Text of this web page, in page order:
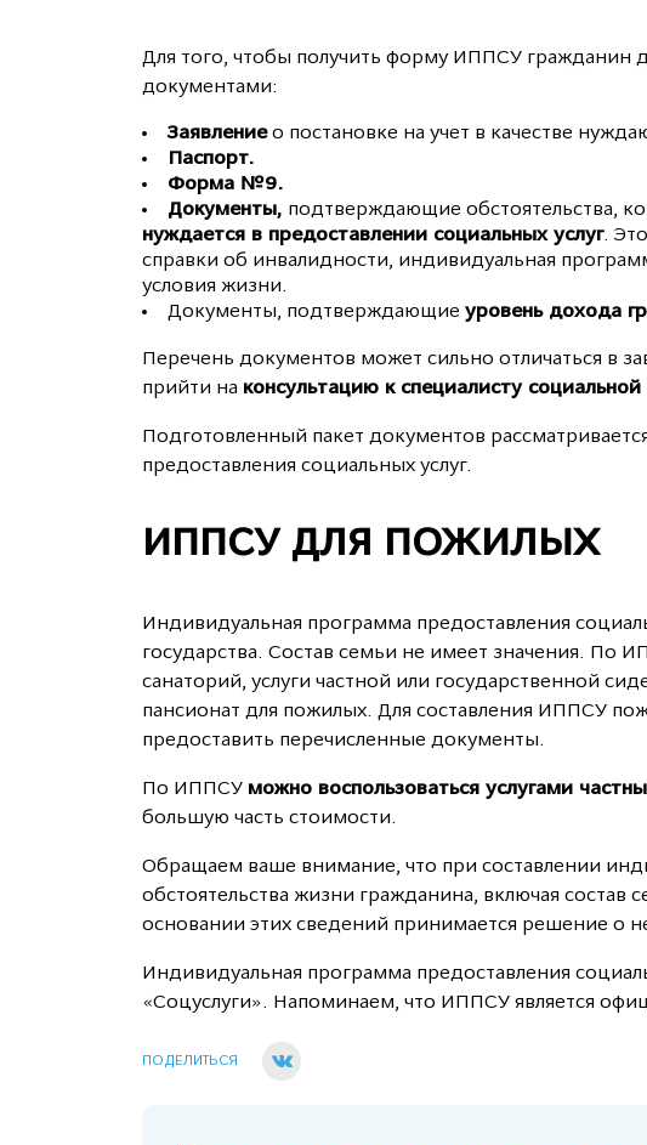
Для того, чтобы получить форму ИППСУ гражданин
документами:
Заявлениео постановке на учет в качестве
Паспорт.
Форма №9.
Документы, подтверждающие обстоятельства,
нуждается в предоставлении социальных услуг.
справки об инвалидности, индивидуальная
условия жизни.
Документы, подтверждающие уровень дохода
Перечень документов может сильно отличаться в
прийти на консультацию к специалисту
Подготовленный пакет документов
предоставления социальных услуг.
ИППСУ ДЛЯ ПОЖИЛЫХ
Индивидуальная программа предоставления
государства. Состав семьи не имеет значения. По
санаторий, услуги частной или государственной
пансионат для пожилых. Для составления ИППСУ
предоставить перечисленные документы.
По ИППСУ можно воспользоваться услугами
большую часть стоимости.
Обращаем ваше внимание, что при составлении
обстоятельства жизни гражданина, включая
основании этих сведений принимается решение о
Индивидуальная программа предоставления
«Соцуслуги». Напоминаем, что ИППСУ является
ПОДЕЛИТЬСЯ